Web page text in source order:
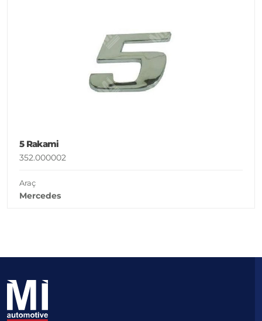
5 Rakami
352.000002
Araç
Mercedes